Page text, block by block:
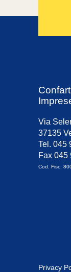
Via
37135
Tel. 045
Fax 045
Cod. Fisc.
Privacy